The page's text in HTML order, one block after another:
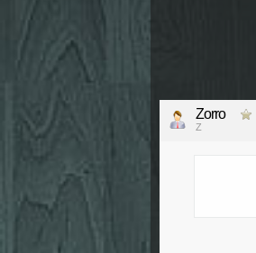
Zorro
Z